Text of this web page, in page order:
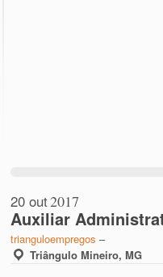
20 out2017
Auxiliar
trianguloempregos –
Triângulo Mineiro, MG